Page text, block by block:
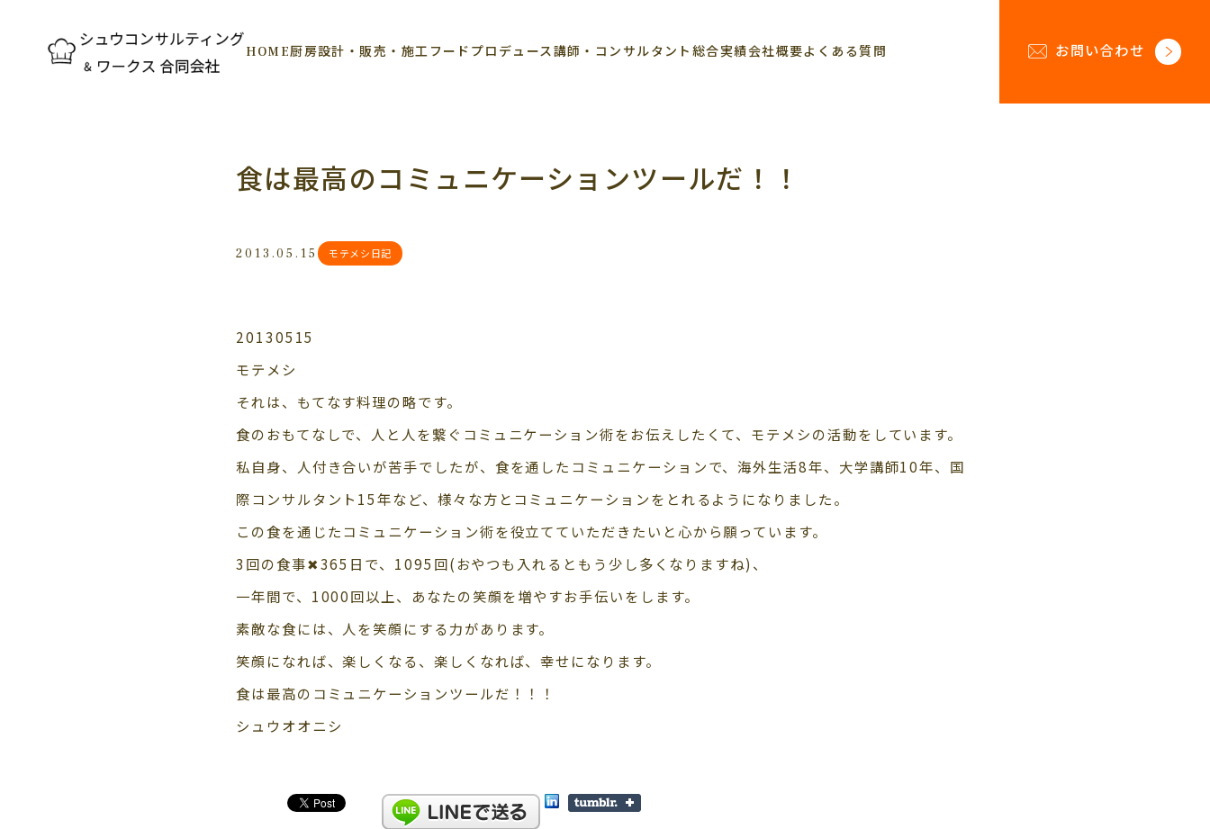
HOME厨房設計・販売・施工 フードプロデュース講師・コンサルタント 総合実績会社概要よくある質問 お問い合わせ
食は最高のコミュニケーションツールだ！！
2013.05.15 モテメシ日記
20130515
モテメシ
それは、もてなす料理の略です。
食のおもてなしで、人と人を繋ぐコミュニケーション術をお伝えしたくて、モテメシの活動をしています。
私自身、人付き合いが苦手でしたが、食を通したコミュニケーションで、海外生活8年、大学講師10年、国
際コンサルタント15年など、様々な方とコミュニケーションをとれるようになりました。
この食を通じたコミュニケーション術を役立てていただきたいと心から願っています。
3回の食事✖365日で、1095回(おやつも入れるともう少し多くなりますね)、
一年間で、1000回以上、あなたの笑顔を増やすお手伝いをします。
素敵な食には、人を笑顔にする力があります。
笑顔になれば、楽しくなる、楽しくなれば、幸せになります。
食は最高のコミュニケーションツールだ！！！
シュウオオニシ